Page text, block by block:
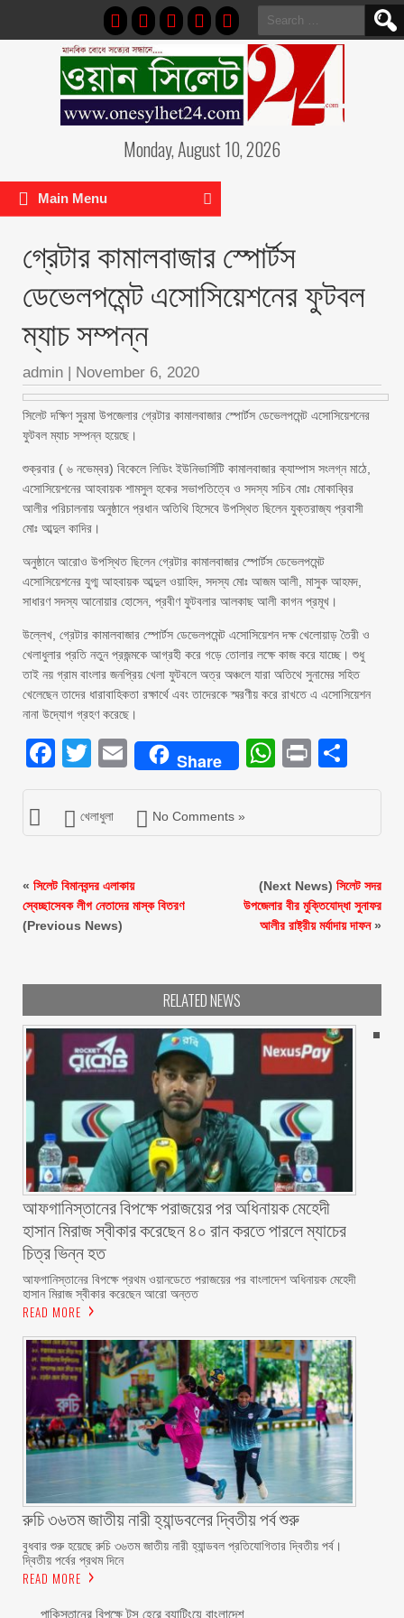
Search
for:
Monday, August 10, 2026
Main Menu
গ্রেটার কামালবাজার স্পোর্টস
ডেভেলপমেন্ট এসোসিয়েশনের ফুটবল
ম্যাচ সম্পন্ন
admin | November 6, 2020
সিলেট দক্ষিণ সুরমা উপজেলার গ্রেটার কামালবাজার স্পোর্টস ডেভেলপমেন্ট এসোসিয়েশনের
ফুটবল ম্যাচ সম্পন্ন হয়েছে।
শুক্রবার ( ৬ নভেম্বর) বিকেলে লিডিং ইউনিভার্সিটি কামালবাজার ক্যাম্পাস সংলগ্ন মাঠে,
এসোসিয়েশনের আহবায়ক শামসুল হকের সভাপতিত্বে ও সদস্য সচিব মোঃ মোকাব্বির
আলীর পরিচালনায় অনুষ্ঠানে প্রধান অতিথি হিসেবে উপস্থিত ছিলেন যুক্তরাজ্য প্রবাসী
মোঃ আব্দুল কাদির।
অনুষ্ঠানে আরোও উপস্থিত ছিলেন গ্রেটার কামালবাজার স্পোর্টস ডেভেলপমেন্ট
এসোসিয়েশনের যুগ্ম আহবায়ক আব্দুল ওয়াহিদ, সদস্য মোঃ আজম আলী, মাসুক আহমদ,
সাধারণ সদস্য আনোয়ার হোসেন, প্রবীণ ফুটবলার আলকাছ আলী কাগন প্রমূখ।
উল্লেখ, গ্রেটার কামালবাজার স্পোর্টস ডেভেলপমেন্ট এসোসিয়েশন দক্ষ খেলোয়াড় তৈরী ও
খেলাধুলার প্রতি নতুন প্রজন্মকে আগ্রহী করে গড়ে তোলার লক্ষে কাজ করে যাচ্ছে। শুধু
তাই নয় গ্রাম বাংলার জনপ্রিয় খেলা ফুটবলে অত্র অঞ্চলে যারা অতিথে সুনামের সহিত
খেলেছেন তাদের ধারাবাহিকতা রক্ষার্থে এবং তাদেরকে স্মরণীয় করে রাখতে এ এসোসিয়েশন
নানা উদ্যোগ গ্রহণ করেছে।
Facebook
Twitter
EmailShare Print
খেলাধুলা No Comments »
« সিলেট বিমানবন্দর এলাকায়
স্বেচ্ছাসেবক লীগ নেতাদের মাস্ক বিতরণ
(Previous News)
(Next News) সিলেট সদর
উপজেলার বীর মুক্তিযোদ্ধা সুনাফর
আলীর রাষ্ট্রীয় মর্যাদায় দাফন»
RELATED NEWS
আফগানিস্তানের বিপক্ষে পরাজয়ের পর অধিনায়ক মেহেদী
হাসান মিরাজ স্বীকার করেছেন ৪০ রান করতে পারলে ম্যাচের
চিত্র ভিন্ন হত
আফগানিস্তানের বিপক্ষে প্রথম ওয়ানডেতে পরাজয়ের পর বাংলাদেশ অধিনায়ক মেহেদী
হাসান মিরাজ স্বীকার করেছেন আরো অন্তত
READ MORE
রুচি ৩৬তম জাতীয় নারী হ্যান্ডবলের দ্বিতীয় পর্ব শুরু
বুধবার শুরু হয়েছে রুচি ৩৬তম জাতীয় নারী হ্যান্ডবল প্রতিযোগিতার দ্বিতীয় পর্ব।
দ্বিতীয় পর্বের প্রথম দিনে
READ MORE
পাকিস্তানের বিপক্ষে টস হেরে ব্যাটিংয়ে বাংলাদেশ